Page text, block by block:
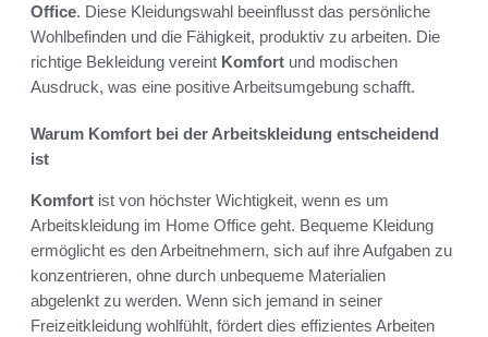
Office. Diese Kleidungswahl beeinflusst das persönliche
Wohlbefinden und die Fähigkeit, produktiv zu arbeiten. Die
richtige Bekleidung vereint Komfort und modischen
Ausdruck, was eine positive Arbeitsumgebung schafft.
Warum Komfort bei der Arbeitskleidung entscheidend
ist
Komfort ist von höchster Wichtigkeit, wenn es um
Arbeitskleidung im Home Office geht. Bequeme Kleidung
ermöglicht es den Arbeitnehmern, sich auf ihre Aufgaben zu
konzentrieren, ohne durch unbequeme Materialien
abgelenkt zu werden. Wenn sich jemand in seiner
Freizeitkleidung wohlfühlt, fördert dies effizientes Arbeiten